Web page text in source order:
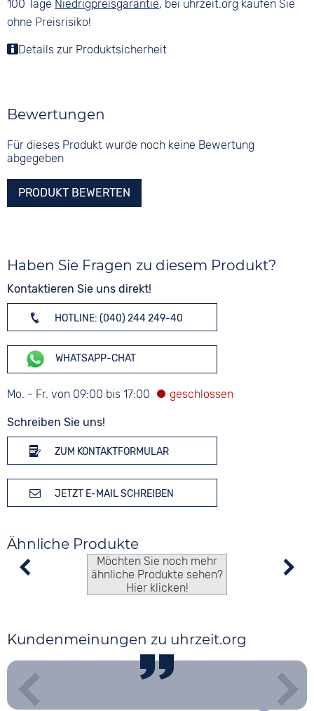
100 Tage Niedrigpreisgarantie, bei uhrzeit.org kaufen Sie
ohne Preisrisiko!
Details zur Produktsicherheit
Bewertungen
Für dieses Produkt wurde noch keine Bewertung
abgegeben
PRODUKT BEWERTEN
Haben Sie Fragen zu diesem Produkt?
Kontaktieren Sie uns direkt!
HOTLINE: (040) 244 249-40
WHATSAPP-CHAT
Mo. - Fr. von 09:00 bis 17:00
Schreiben Sie uns!
ZUM KONTAKTFORMULAR
JETZT E-MAIL SCHREIBEN
Ähnliche Produkte
Möchten Sie noch mehr
ähnliche Produkte sehen?
Hier klicken!
Kundenmeinungen zu uhrzeit.org